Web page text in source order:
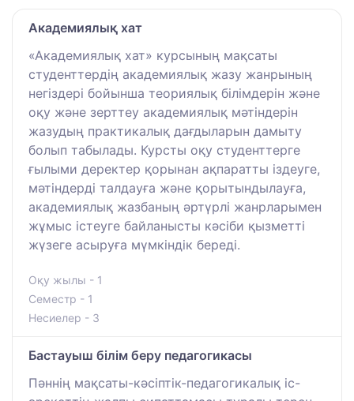
Академиялық хат
«Академиялық хат» курсының мақсаты
студенттердің академиялық жазу жанрының
негіздері бойынша теориялық білімдерін және
оқу және зерттеу академиялық мәтіндерін
жазудың практикалық дағдыларын дамыту
болып табылады. Курсты оқу студенттерге
ғылыми деректер қорынан ақпаратты іздеуге,
мәтіндерді талдауға және қорытындылауға,
академиялық жазбаның әртүрлі жанрларымен
жұмыс істеуге байланысты кәсіби қызметті
жүзеге асыруға мүмкіндік береді.
Оқу жылы - 1
Семестр - 1
Несиелер - 3
Бастауыш білім беру педагогикасы
Пәннің мақсаты-кәсіптік-педагогикалық іс-